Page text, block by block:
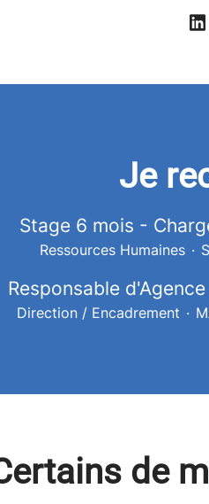
Je
Stage 6 mois -
Ressources Humaines ·
Responsable
Direction / Encadrement ·
de